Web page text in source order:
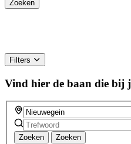
Filters
Vind hier de baan die bij
Zoeken Zoeken